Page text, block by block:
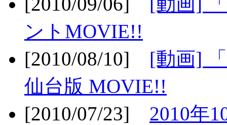
ントMOVIE!!
[2010/08/10] [動画]
仙台版 MOVIE!!
[2010/07/23] 2010年